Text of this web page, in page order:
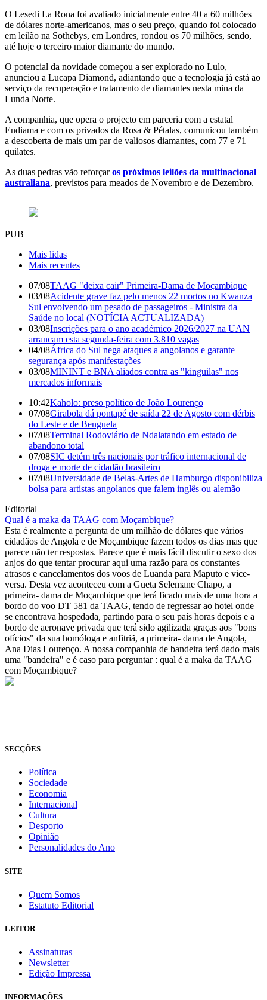
O Lesedi La Rona foi avaliado inicialmente entre 40 a 60 milhões
de dólares norte-americanos, mas o seu preço, quando foi colocado
em leilão na Sothebys, em Londres, rondou os 70 milhões, sendo,
até hoje o terceiro maior diamante do mundo.
O potencial da novidade começou a ser explorado no Lulo,
anunciou a Lucapa Diamond, adiantando que a tecnologia já está ao
serviço da recuperação e tratamento de diamantes nesta mina da
Lunda Norte.
A companhia, que opera o projecto em parceria com a estatal
Endiama e com os privados da Rosa & Pétalas, comunicou também
a descoberta de mais um par de valiosos diamantes, com 77 e 71
quilates.
As duas pedras vão reforçaros próximos leilões da multinacional
australiana, previstos para meados de Novembro e de Dezembro.
PUB
Mais lidas
Mais recentes
07/08TAAG "deixa cair" Primeira-Dama de Moçambique
03/08Acidente grave faz pelo menos 22 mortos no Kwanza
Sul envolvendo um pesado de passageiros - Ministra da
Saúde no local (NOTÍCIA ACTUALIZADA)
03/08Inscrições para o ano académico 2026/2027 na UAN
arrancam esta segunda-feira com 3.810 vagas
04/08África do Sul nega ataques a angolanos e garante
segurança após manifestações
03/08MININT e BNA aliados contra as "kinguilas" nos
mercados informais
10:42Kaholo: preso político de João Lourenço
07/08Girabola dá pontapé de saída 22 de Agosto com dérbis
do Leste e de Benguela
07/08Terminal Rodoviário de Ndalatando em estado de
abandono total
07/08SIC detém três nacionais por tráfico internacional de
droga e morte de cidadão brasileiro
07/08Universidade de Belas-Artes de Hamburgo disponibiliza
bolsa para artistas angolanos que falem inglês ou alemão
Editorial
Qual é a maka da TAAG com Moçambique?
Esta é realmente a pergunta de um milhão de dólares que vários
cidadãos de Angola e de Moçambique fazem todos os dias mas que
parece não ter respostas. Parece que é mais fácil discutir o sexo dos
anjos do que tentar procurar aqui uma razão para os constantes
atrasos e cancelamentos dos voos de Luanda para Maputo e vice-
versa. Desta vez aconteceu com a Gueta Selemane Chapo, a
primeira- dama de Moçambique que terá ficado mais de uma hora a
bordo do voo DT 581 da TAAG, tendo de regressar ao hotel onde
se encontrava hospedada, partindo para o seu país horas depois e a
bordo de aeronave privada que terá sido agilizada graças aos "bons
ofícios" da sua homóloga e anfitriã, a primeira- dama de Angola,
Ana Dias Lourenço. A nossa companhia de bandeira terá dado mais
uma "bandeira" e é caso para perguntar : qual é a maka da TAAG
com Moçambique?
SECÇÕES
Política
Sociedade
Economia
Internacional
Cultura
Desporto
Opinião
Personalidades do Ano
SITE
Quem Somos
Estatuto Editorial
LEITOR
Assinaturas
Newsletter
Edição Impressa
INFORMAÇÕES